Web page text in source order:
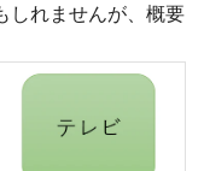
しれませんが、概要